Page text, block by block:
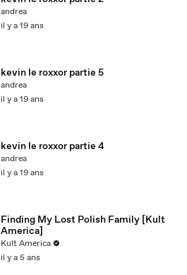
andrea
il y a 19 ans
kevin le roxxor partie 5
andrea
il y a 19 ans
kevin le roxxor partie 4
andrea
il y a 19 ans
Finding My Lost Polish Family [Kult
America]
Kult America
il y a 5 ans